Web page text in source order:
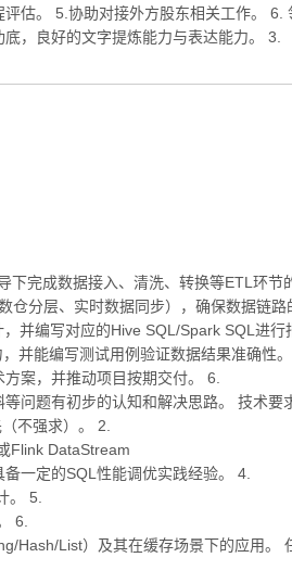
估。 5.协助对接外方股东相关工作。 6.
，良好的文字提炼能力与表达能力。 3.
完成数据接入、清洗、转换等ETL环节
分层、实时数据同步），确保数据链路
并编写对应的Hive SQL/Spark SQL进行
并能编写测试用例验证数据结果准确性。
案，并推动项目按期交付。 6.
问题有初步的认知和解决思路。 技术要
不强求）。 2.
Flink DataStream
一定的SQL性能调优实践经验。 4.
。 5.
6.
Hash/List）及其在缓存场景下的应用。